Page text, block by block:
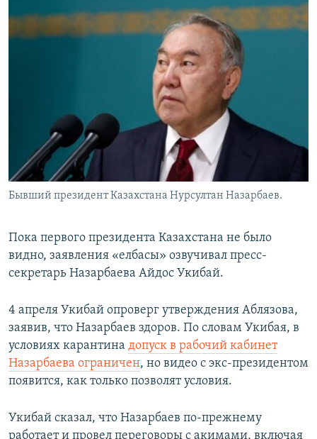
Бывший президент Казахстана Нурсултан Назарбаев.
Пока первого президента Казахстана не было
видно, заявления «елбасы» озвучивал пресс-
секретарь Назарбаева Айдос Укибай.
4 апреля Укибай опроверг утверждения Аблязова,
заявив, что Назарбаев здоров. По словам Укибая, в
условиях карантина допуск в рабочий кабинет
Назарбаева ограничен, но видео с экс-президентом
появится, как только позволят условия.
Укибай сказал, что Назарбаев по-прежнему
работает и провел переговоры с акимами, включая